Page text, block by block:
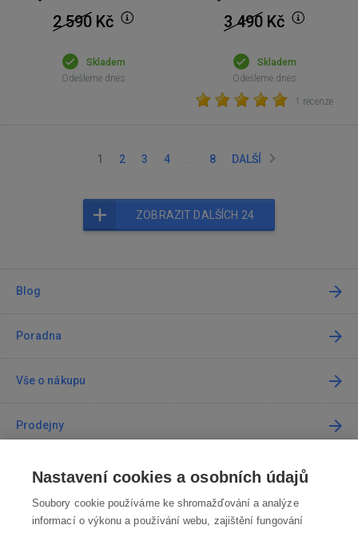
2 590 Kč
Skladem
Odešleme dnes
3 490 Kč
Skladem
Odešleme dnes
1 recenze
1 2 3 4 8 DALŠÍ
ZOBRAZIT DALŠÍCH 24
Blog
Poradna
Vše o nákupu
Prodejny
Kontakt
Kontaktujte nás
Nastavení cookies a osobních údajů
Soubory cookie používáme ke shromažďování a analýze
informací o výkonu a používání webu, zajištění fungování